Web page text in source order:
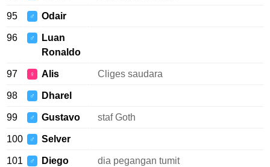
95 ♂ Odair
96 ♂
Luan
Ronaldo
97 ♀ Alis Cliges saudara
98 ♂ Dharel
99 ♂ Gustavo staf Goth
100 ♂ Selver
101 ♂ Diego dia pegangan tumit